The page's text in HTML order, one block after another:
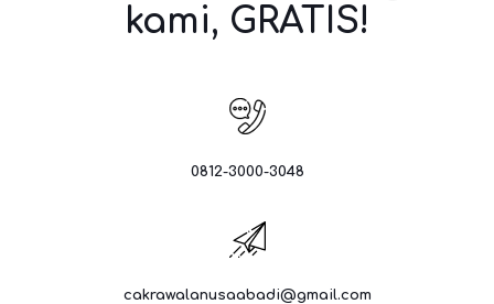
kami, GRATIS!
0812-3000-3048
cakrawalanusaabadi@gmail.com